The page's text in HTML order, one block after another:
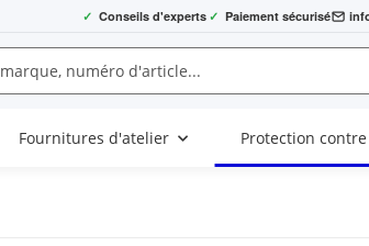
✓ Conseils d'experts ✓ Paiement sécurisé
Fournitures d'atelier Protection